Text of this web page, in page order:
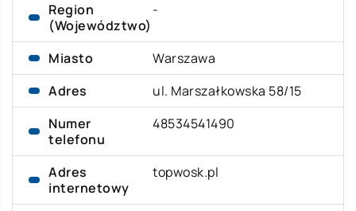
Region
(Województwo)
-
Miasto
Warszawa
Adres
ul. Marszałkowska 58/15
Numer
telefonu
48534541490
Adres
internetowy
topwosk.pl